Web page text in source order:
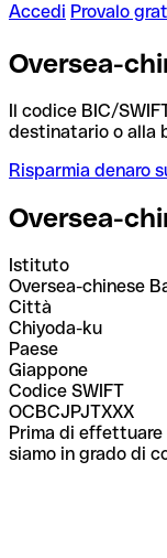
Accedi Provalo
Oversea-
Il codice BIC/
destinatario o alla
Risparmia denaro
Oversea-
Istituto
Oversea-chinese
Città
Chiyoda-ku
Paese
Giappone
Codice SWIFT
OCBCJPJTXXX
Prima di
siamo in grado di